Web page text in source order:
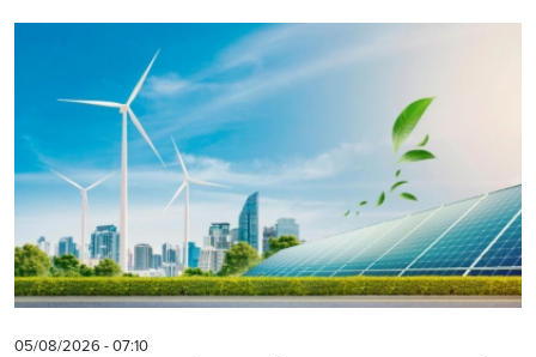
05/08/2026 - 07:10